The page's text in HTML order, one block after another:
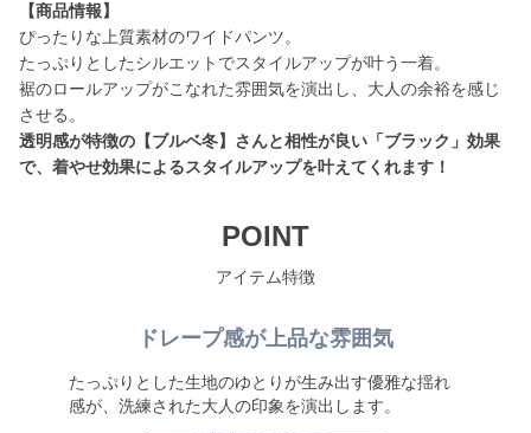
【商品情報】
ぴったりな上質素材のワイドパンツ。
たっぷりとしたシルエットでスタイルアップが叶う一着。
裾のロールアップがこなれた雰囲気を演出し、大人の余裕を感じ
透明感が特徴の【ブルベ冬】さんと相性が良い「ブラック」効果
で、着やせ効果によるスタイルアップを叶えてくれます！
POINT
アイテム特徴
ドレープ感が上品な雰囲気
たっぷりとした生地のゆとりが生み出す優雅な揺れ
感が、洗練された大人の印象を演出します。